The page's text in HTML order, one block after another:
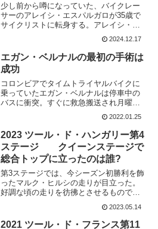
少し前から噂になっていた、バイクレー
サーのアレイシ・エスパルガロが35歳で
サイクリストに転身する。アレイシ・エ
スパルガロは、20 年以上オートバイのレ
ースに出場。2024年末に引退。最高レベ
ルでは、MotoGPチャンピオンシップで3
勝を挙げ...
2024.12.17
エガン・ベルナルの最初の手術は
成功
コロンビアでタイムトライヤルバイクに
乗っていたエガン・ベルナルは停車中の
バスに衝突。すぐに救急搬送され月曜日
の夜に手術を受けている。病院からの報
告では、まだ詳細は語られていないが、
慎重に報告するとツイートされている。
神経的には問題なしLa ...
2022.01.25
2023 ツール・ド・ハンガリー第4
ステージ クイーンステージで
総合トップに立ったのは誰?
第3ステージでは、今シーズン初勝利を飾
ったマルク・ヒルシの走りが目立った。
好調な頃の走りを彷彿とさせるもので、
このクイーンステージでは、タイム差10
秒を守らないといけない。最後の1級山岳
は7.2km。どんな攻防となるだろうか。
2023.05.14
2021 ツール・ド・フランス第11